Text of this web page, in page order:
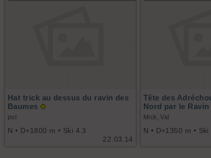
22.03.14
Hat trick au dessus du ravin des
Baumes
pol
N • D+1800 m • Ski 4.3
Tête des
Nord par le
Mick, Val
N • D+1350 m • Ski